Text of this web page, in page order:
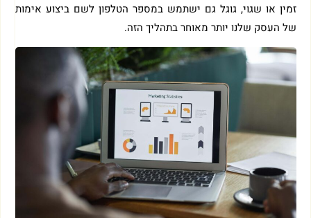
זמין או שגוי, גוגל גם ישתמש במספר הטלפון לשם ביצוע אימות
של העסק שלנו יותר מאוחר בתהליך הזה.